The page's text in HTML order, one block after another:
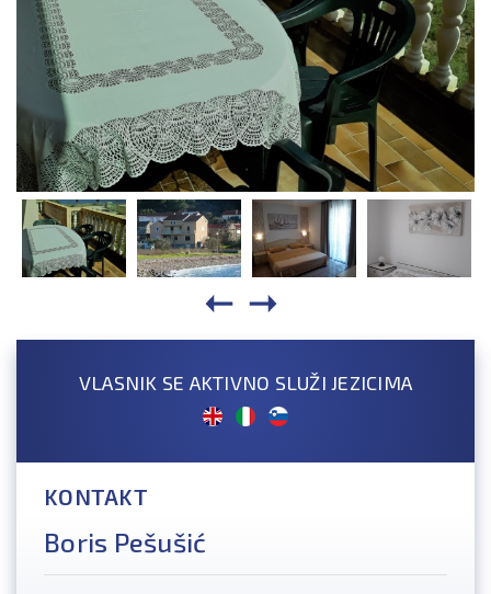
VLASNIK SE AKTIVNO SLUŽI JEZICIMA
KONTAKT
Boris Pešušić